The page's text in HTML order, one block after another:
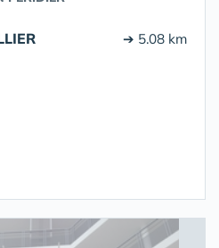
➔ 5.08 km